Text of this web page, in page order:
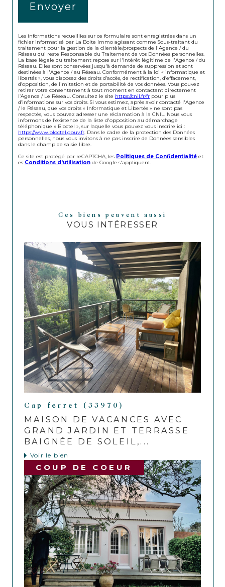
Envoyer
Les informations recueillies sur ce formulaire sont enregistrées dans un
fichier informatisé par La Boite Immo agissant comme Sous-traitant du
traitement pour la gestion de la clientèle/prospects de l'Agence / du
Réseau qui reste Responsable du Traitement de vos Données personnelles.
La base légale du traitement repose sur l'intérêt légitime de l'Agence / du
Réseau. Elles sont conservées jusqu'à demande de suppression et sont
destinées à l'Agence / au Réseau. Conformément à la loi « informatique et
libertés », vous disposez des droits d’accès, de rectification, d’effacement,
d’opposition, de limitation et de portabilité de vos données. Vous pouvez
retirer votre consentement à tout moment en contactant directement
l’Agence / Le Réseau. Consultez le site https://cnil.fr/fr pour plus
d’informations sur vos droits. Si vous estimez, après avoir contacté l'Agence
/ le Réseau, que vos droits « Informatique et Libertés » ne sont pas
respectés, vous pouvez adresser une réclamation à la CNIL. Nous vous
informons de l’existence de la liste d'opposition au démarchage
téléphonique « Bloctel », sur laquelle vous pouvez vous inscrire ici :
https://www.bloctel.gouv.fr . Dans le cadre de la protection des Données
personnelles, nous vous invitons à ne pas inscrire de Données sensibles
dans le champ de saisie libre.
Ce site est protégé par reCAPTCHA, les Politiques de Confidentialité et
es Conditions d'utilisation de Google s'appliquent.
Ces biens peuvent aussi
VOUS INTÉRESSER
Cap ferret (33970)
MAISON DE VACANCES AVEC
GRAND JARDIN ET TERRASSE
BAIGNÉE DE SOLEIL,...
Voir le bien
COUP DE COEUR